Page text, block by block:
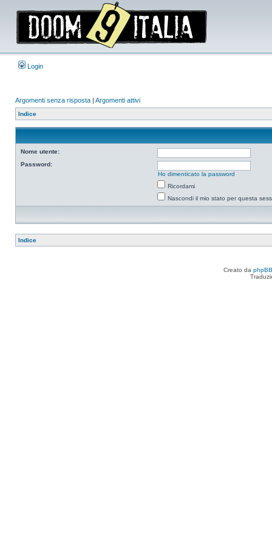
Login
Argomenti senza risposta | Argomenti attivi
Indice
Nome utente:
Password:
Ho dimenticato la password
Ricordami
Nascondi il mio stato per questa
Indice
Creato da phpBB